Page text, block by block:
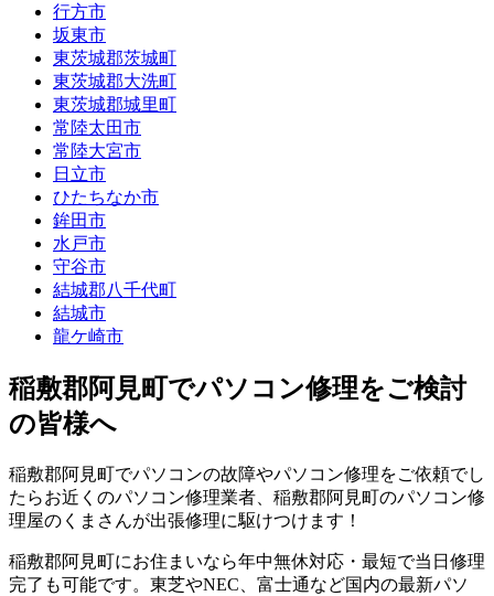
行方市
坂東市
東茨城郡茨城町
東茨城郡大洗町
東茨城郡城里町
常陸太田市
常陸大宮市
日立市
ひたちなか市
鉾田市
水戸市
守谷市
結城郡八千代町
結城市
龍ケ崎市
稲敷郡阿見町でパソコン修理をご検討
の皆様へ
稲敷郡阿見町でパソコンの故障やパソコン修理をご依頼でし
たらお近くのパソコン修理業者、稲敷郡阿見町のパソコン修
理屋のくまさんが出張修理に駆けつけます！
稲敷郡阿見町にお住まいなら年中無休対応・最短で当日修理
完了も可能です。東芝やNEC、富士通など国内の最新パソ